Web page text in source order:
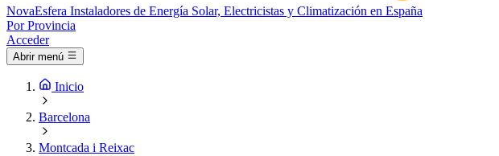
NovaEsfera Instaladores de Energía Solar, Electricistas y Climatización en España
Por Provincia
Acceder
Abrir menú
Inicio
Barcelona
Montcada i Reixac